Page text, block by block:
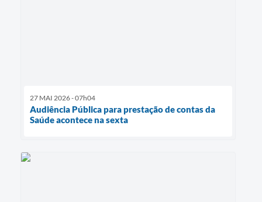
27 MAI 2026 - 07h04
Audiência Pública para prestação de contas da
Saúde acontece na sexta